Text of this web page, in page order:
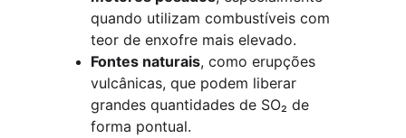
quando utilizam combustíveis com
teor de enxofre mais elevado.
Fontes naturais, como erupções
vulcânicas, que podem liberar
grandes quantidades de SO₂ de
forma pontual.